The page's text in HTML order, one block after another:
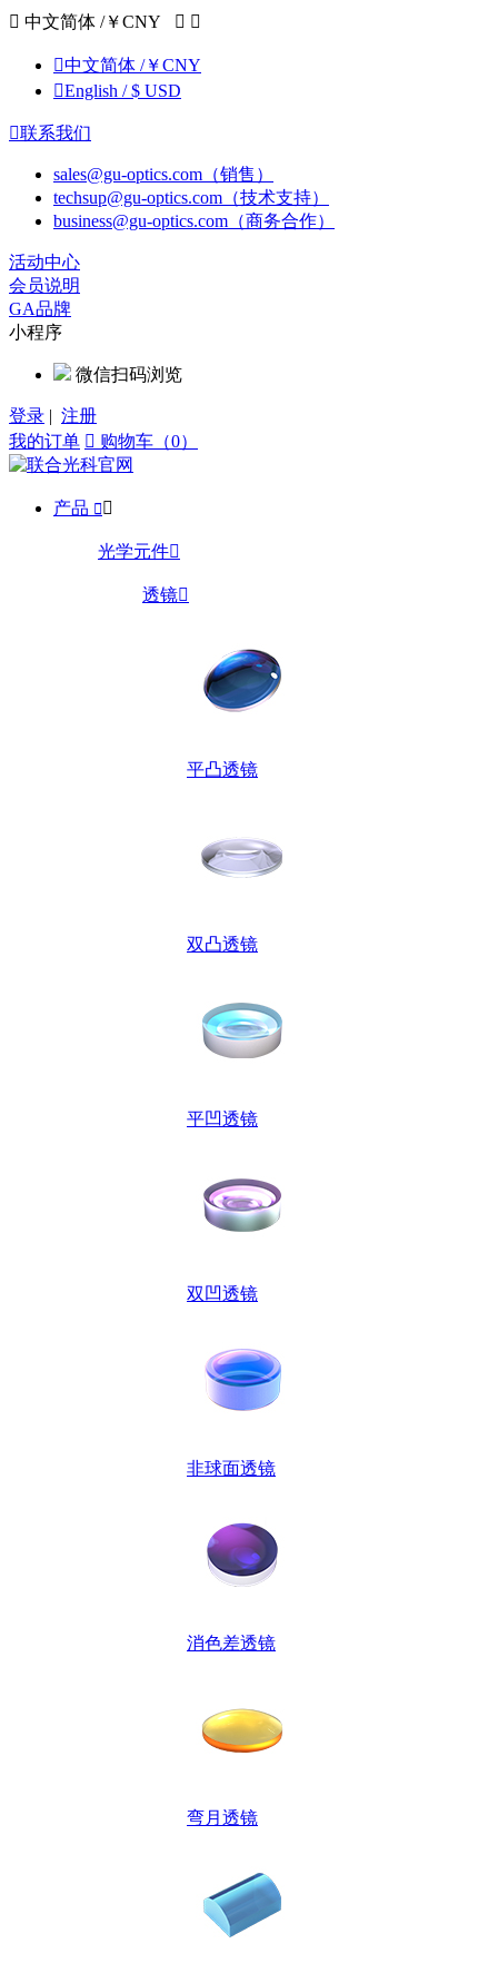
 中文简体 /￥CNY  
中文简体 /￥CNY
English / $ USD
联系我们
sales@gu-optics.com（销售）
techsup@gu-optics.com（技术支持）
business@gu-optics.com（商务合作）
活动中心
会员说明
GA品牌
小程序
微信扫码浏览
登录 | 注册
我的订单  购物车（0）
产品  
光学元件
透镜
平凸透镜
双凸透镜
平凹透镜
双凹透镜
非球面透镜
消色差透镜
弯月透镜